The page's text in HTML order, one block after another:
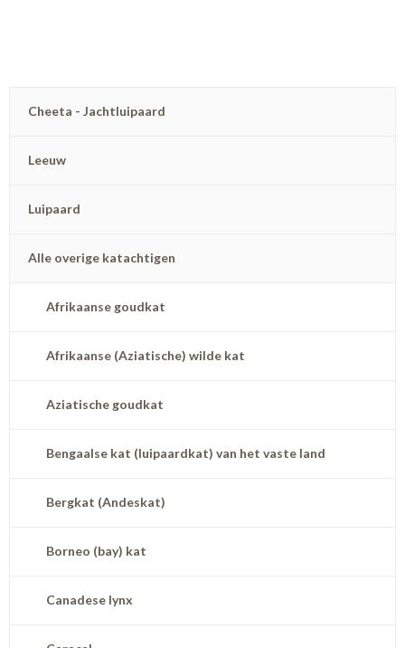
Cheeta - Jachtluipaard
Leeuw
Luipaard
Alle overige katachtigen
Afrikaanse goudkat
Afrikaanse (Aziatische) wilde kat
Aziatische goudkat
Bengaalse kat (luipaardkat) van het vaste land
Bergkat (Andeskat)
Borneo (bay) kat
Canadese lynx